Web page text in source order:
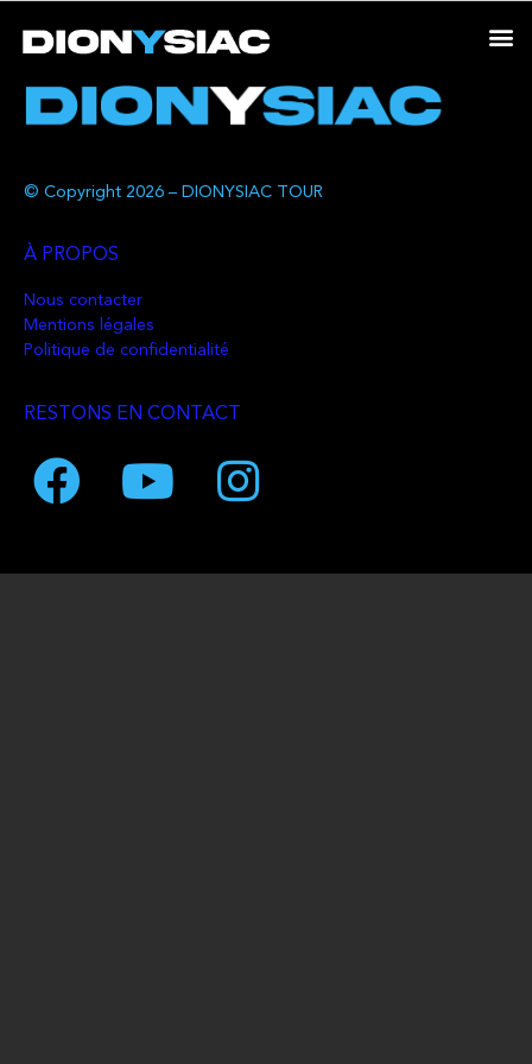
© Copyright 2026 – DIONYSIAC TOUR
À PROPOS
Nous contacter
Mentions légales
Politique de confidentialité
RESTONS EN CONTACT